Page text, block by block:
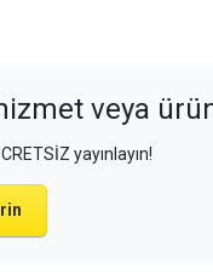
veya
yayınlayın!